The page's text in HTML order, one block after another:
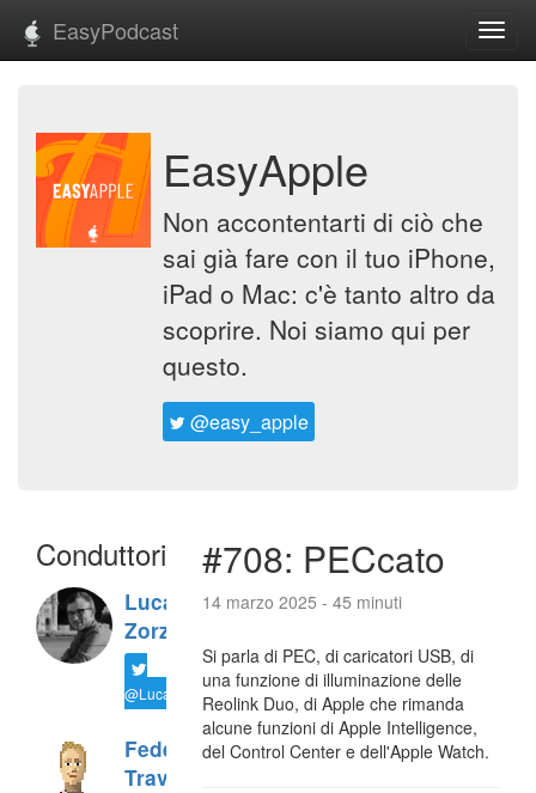
EasyPodcast
EasyApple
Non accontentarti di ciò che
sai già fare con il tuo iPhone,
iPad o Mac: c'è tanto altro da
scoprire. Noi siamo qui per
questo.
@easy_apple
Conduttori
Luca
Zorzi
@LucaTNT
Federico
Travaini
#708: PECcato
14 marzo 2025 - 45 minuti
Si parla di PEC, di caricatori USB, di
una funzione di illuminazione delle
Reolink Duo, di Apple che rimanda
alcune funzioni di Apple Intelligence,
del Control Center e dell'Apple Watch.